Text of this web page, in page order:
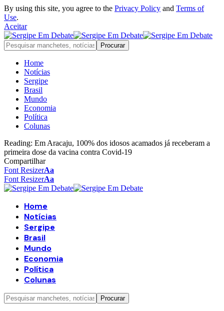
By using this site, you agree to the Privacy Policy and Terms of
Use.
Aceitar
Home
Notícias
Sergipe
Brasil
Mundo
Economia
Política
Colunas
Reading: Em Aracaju, 100% dos idosos acamados já receberam a
primeira dose da vacina contra Covid-19
Compartilhar
Font ResizerAa
Font ResizerAa
Home
Notícias
Sergipe
Brasil
Mundo
Economia
Política
Colunas